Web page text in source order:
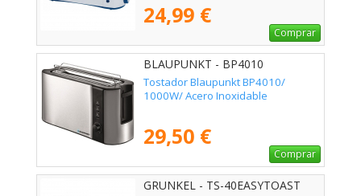
24,99 €
Comprar
BLAUPUNKT - BP4010
Tostador Blaupunkt BP4010/
1000W/ Acero Inoxidable
29,50 €
Comprar
GRUNKEL - TS-40EASYTOAST